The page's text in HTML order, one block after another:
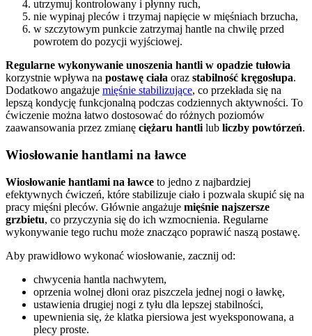
utrzymuj kontrolowany i płynny ruch,
nie wypinaj pleców i trzymaj napięcie w mięśniach brzucha,
w szczytowym punkcie zatrzymaj hantle na chwilę przed
powrotem do pozycji wyjściowej.
Regularne wykonywanie unoszenia hantli w opadzie tułowia
korzystnie wpływa na postawę ciała oraz stabilność kręgosłupa.
Dodatkowo angażuje mięśnie stabilizujące, co przekłada się na
lepszą kondycję funkcjonalną podczas codziennych aktywności. To
ćwiczenie można łatwo dostosować do różnych poziomów
zaawansowania przez zmianę ciężaru hantli lub liczby powtórzeń.
Wiosłowanie hantlami na ławce
Wiosłowanie hantlami na ławce to jedno z najbardziej
efektywnych ćwiczeń, które stabilizuje ciało i pozwala skupić się na
pracy mięśni pleców. Głównie angażuje mięśnie najszersze
grzbietu, co przyczynia się do ich wzmocnienia. Regularne
wykonywanie tego ruchu może znacząco poprawić naszą postawę.
Aby prawidłowo wykonać wiosłowanie, zacznij od:
chwycenia hantla nachwytem,
oprzenia wolnej dłoni oraz piszczela jednej nogi o ławkę,
ustawienia drugiej nogi z tyłu dla lepszej stabilności,
upewnienia się, że klatka piersiowa jest wyeksponowana, a
plecy proste.